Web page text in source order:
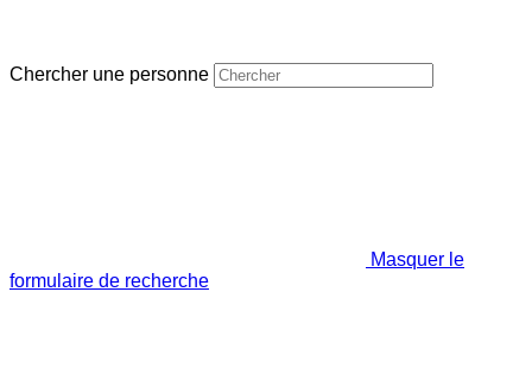
Chercher une personne
Masquer le
formulaire de recherche